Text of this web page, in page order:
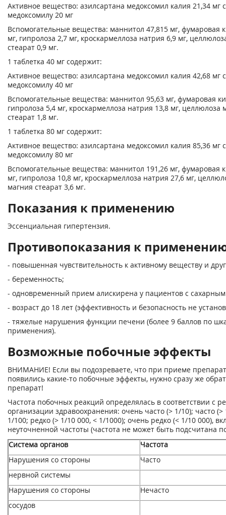
Активное вещество: азилсартана медоксомил калия 21,34 мг
медоксомилу 20 мг
Вспомогательные вещества: маннитол 47,815 мг, фумаровая
мг, гипролоза 2,7 мг, кроскармеллоза натрия 6,9 мг,
стеарат 0,9 мг.
1 таблетка 40 мг содержит:
Активное вещество: азилсартана медоксомил калия 42,68 мг
медоксомилу 40 мг
Вспомогательные вещества: маннитол 95,63 мг, фумаровая
гипролоза 5,4 мг, кроскармеллоза натрия 13,8 мг, целлюлоза
стеарат 1,8 мг.
1 таблетка 80 мг содержит:
Активное вещество: азилсартана медоксомил калия 85,36 мг
медоксомилу 80 мг
Вспомогательные вещества: маннитол 191,26 мг, фумаровая
мг, гипролоза 10,8 мг, кроскармеллоза натрия 27,6 мг,
магния стеарат 3,6 мг.
Показания к применению
Эссенциальная гипертензия.
Противопоказания к
- повышенная чувствительность к активному веществу и
- беременность;
- одновременный прием алискирена у пациентов с
- возраст до 18 лет (эффективность и безопасность не
- тяжелые нарушения функции печени (более 9 баллов по
применения).
Возможные побочные эффекты
ВНИМАНИЕ! Если вы подозреваете, что при приеме
появились какие-то побочные эффекты, нужно сразу же
препарат!
Частота побочных реакций определялась в соответствии с
организации здравоохранения: очень часто (> 1/10); часто
1/100; редко (> 1/10 000, < 1/1000); очень редко (< 1/10 000),
неуточненной частоты (частота не может быть подсчитана
Система органов
Частота
Нарушения со стороны
Часто
нервной системы
Нарушения со стороны
Нечасто
сосудов